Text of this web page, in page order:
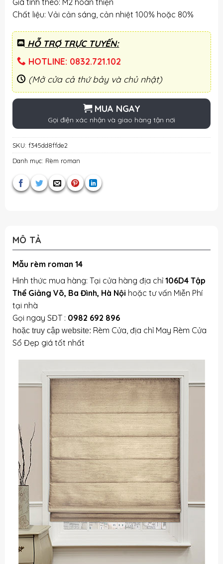
Giá tính theo: M2 hoàn thiện
Chất liệu: Vải cản sáng, cản nhiệt 100% hoặc 80%
HỖ TRỢ TRỰC TUYẾN:
HOTLINE: 0832.721.102
(Mở cửa cả thứ bảy và chủ nhật)
MUA NGAY
Gọi điện xác nhận và giao hàng tận nơi
SKU: f345dd8ffde2
Danh mục: Rèm roman
MÔ TẢ
Mẫu rèm roman 14
Hình thức mua hàng: Tại cửa hàng địa chỉ 106D4 Tập
Thể Giảng Võ, Ba Đình, Hà Nội hoặc tư vấn Miễn Phí
tại nhà
Gọi ngay SĐT : 0982 692 896
hoặc truy cập website: Rèm Cửa, địa chỉ May Rèm Cửa
Sổ Đẹp giá tốt nhất